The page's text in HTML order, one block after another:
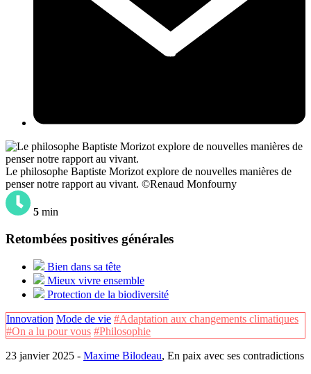
Le philosophe Baptiste Morizot explore de nouvelles manières de
penser notre rapport au vivant. ©Renaud Monfourny
5 min
Retombées positives générales
Bien dans sa tête
Mieux vivre ensemble
Protection de la biodiversité
Innovation Mode de vie #Adaptation aux changements climatiques
#On a lu pour vous #Philosophie
23 janvier 2025 - Maxime Bilodeau, En paix avec ses contradictions